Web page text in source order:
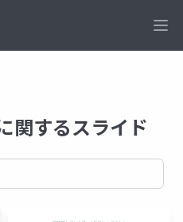
関するスライド